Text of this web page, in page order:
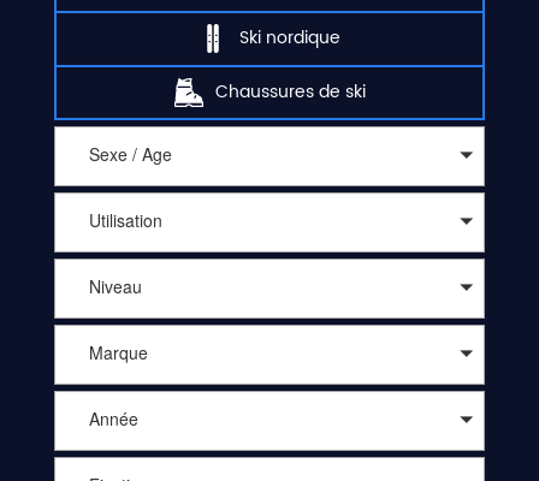
Ski nordique
Chaussures de ski
Sexe / Age
Utilisation
Niveau
Marque
Année